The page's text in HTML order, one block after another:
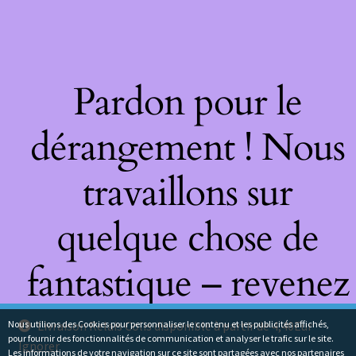
Livraison Relais Colis disponible à partir de 4,40Eur
Ignorer
Pardon pour le
dérangement ! Nous
travaillons sur
quelque chose de
fantastique – revenez
bientôt !
Nous utilions des Cookies pour personnaliser le contenu et les publicités affichés,
pour fournir des fonctionnalités de communication et analyser le trafic sur le site.
Les informations de votre navigation sur ce site sont partagées avec nos partenaires